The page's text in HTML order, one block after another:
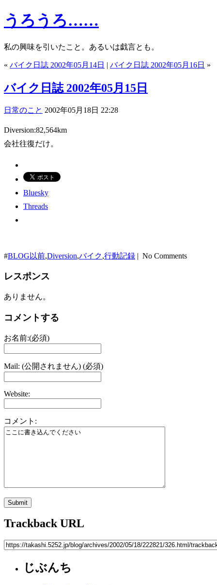
うろうろ……
私の興味を引いたこと。あるいは戯言とも。
« バイク日誌 2002年05月14日 | バイク日誌 2002年05月16日 »
バイク日誌 2002年05月15日
日常のこと 2002年05月18日 22:28
Diversion:82,564km
会社往復だけ。
Bluesky
Threads
#BLOG以前,Diversion,バイク,行動記録 | No Comments
レスポンス
ありません。
コメントする
お名前:(必須)
Mail: (公開されません) (必須)
Website:
コメント:
Trackback URL
じぶんち